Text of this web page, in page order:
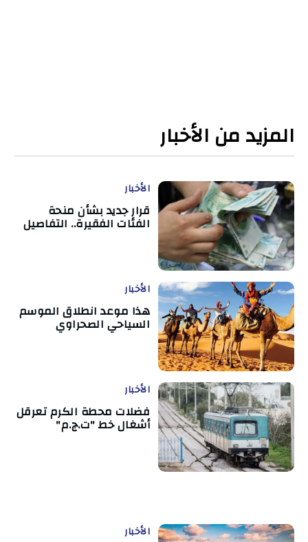
المزيد من الأخبار
الأخبار
قرار جديد بشأن منحة
الفئات الفقيرة.. التفاصيل
الأخبار
هذا موعد انطلاق الموسم
السياحي الصحراوي
الأخبار
فضلات محطة الكرم تعرقل
أشغال خط "ت.ج.م"
الأخبار